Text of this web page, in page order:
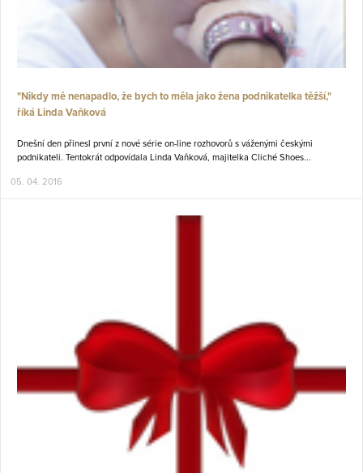
"Nikdy mě nenapadlo, že bych to měla jako žena podnikatelka těžší,"
říká Linda Vaňková
Dnešní den přinesl první z nové série on-line rozhovorů s váženými českými
podnikateli. Tentokrát odpovídala Linda Vaňková, majitelka Cliché Shoes...
05. 04. 2016